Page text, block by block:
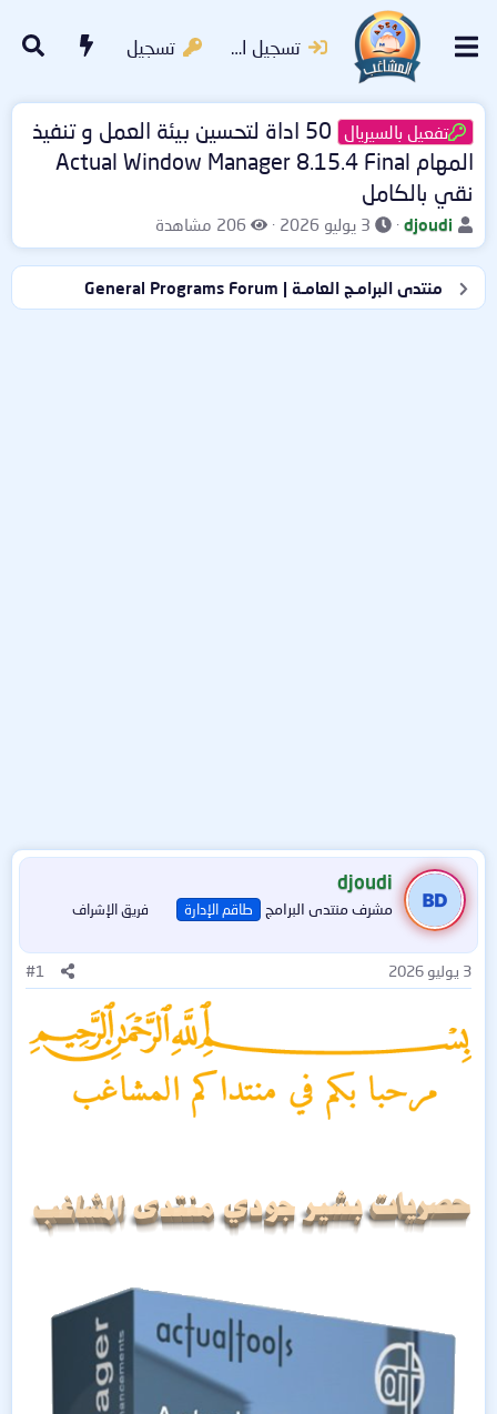
تسجيل الدخول تسجيل
تفعيل بالسيريال
50 اداة لتحسين بيئة العمل و تنفيذ
المهام Actual Window Manager 8.15.4 Final
نقي بالكامل
ب
ا
د
ئ
djoudi
ت
ا
ر
ي
3 يوليو 2026
ا
ل
م
ش
206 مشاهدة
منتدى البرامـج العامـة | General Programs Forum
djoudi
مشرف منتدى البرامج طاقم الإدارة فريق الإشراف
3 يوليو 2026 #1